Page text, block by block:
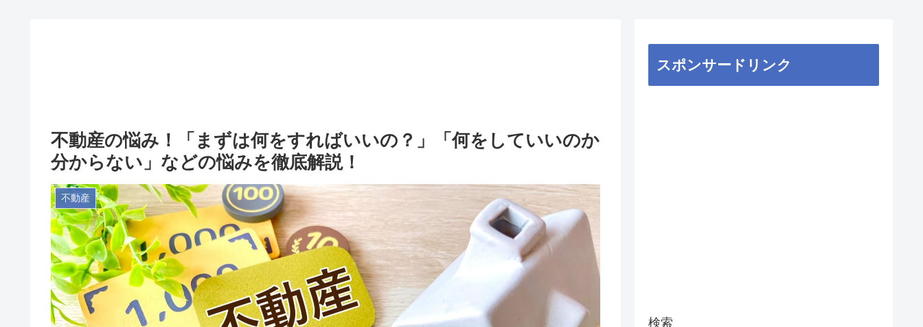
不動産の悩み！「まずは何をすればいいの？」「何をしていいのか
分からない」などの悩みを徹底解説！
不動産
スポンサードリンク
検索